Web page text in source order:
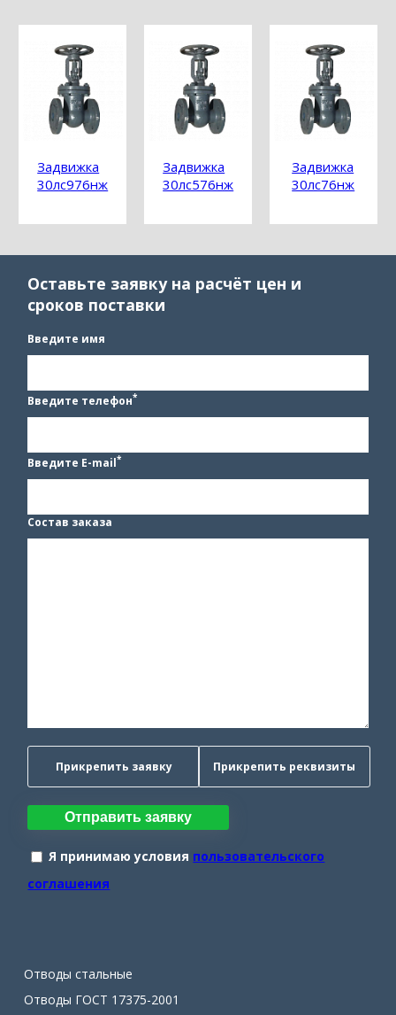
Задвижка
30лс976нж
Задвижка
30лс576нж
Задвижка
30лс76нж
Оставьте заявку на расчёт цен и
сроков поставки
Введите имя
Введите телефон*
Введите E-mail*
Состав заказа
Прикрепить заявку Прикрепить реквизиты
Отправить заявку
Я принимаю условия пользовательского
соглашения
Отводы стальные
Отводы ГОСТ 17375-2001